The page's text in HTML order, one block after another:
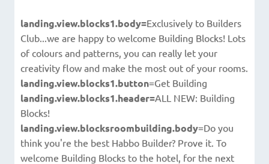
landing.view.blocks1.body=Exclusively to Builders
Club...we are happy to welcome Building Blocks! Lots
of colours and patterns, you can really let your
creativity flow and make the most out of your rooms.
landing.view.blocks1.button=Get Building
landing.view.blocks1.header=ALL NEW: Building
Blocks!
landing.view.blocksroombuilding.body=Do you
think you're the best Habbo Builder? Prove it. To
welcome Building Blocks to the hotel, for the next